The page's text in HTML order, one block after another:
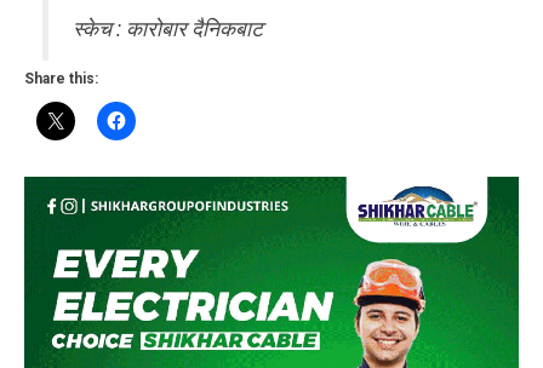
स्केच : कारोबार दैनिकबाट
Share this: